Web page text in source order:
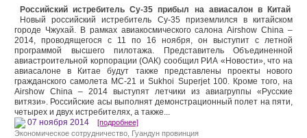
Российский истребитель Су-35 прибыл на авиасалон в Китай
Новый российский истребитель Су-35 приземлился в китайском
городе Чжухай. В рамках авиакосмического салона Airshow Сhina –
2014, проводящегося с 11 по 16 ноября, он выступит с летной
программой высшего пилотажа. Представитель Объединенной
авиастроительной корпорации (ОАК) сообщил РИА «Новости», что на
авиасалоне в Китае будут также представлены проекты нового
гражданского самолета МС-21 и Sukhoi Superjet 100. Кроме того, на
Airshow Сhina – 2014 выступят летчики из авиагруппы «Русские
витязи». Российские асы выполнят демонстрационный полет на пяти,
четырех и двух истребителях, а также...
07 ноября 2014 [подробнее]
Экономическое сотрудничество Гуандун провинция